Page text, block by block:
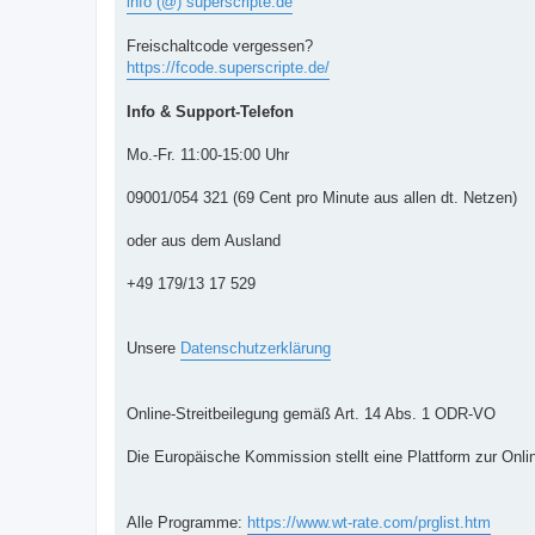
Freischaltcode vergessen?
https://fcode.superscripte.de/
Info & Support-Telefon
Mo.-Fr. 11:00-15:00 Uhr
09001/054 321 (69 Cent pro Minute aus allen dt. Netzen)
oder aus dem Ausland
+49 179/13 17 529
Unsere Datenschutzerklärung
Online-Streitbeilegung gemäß Art. 14 Abs. 1 ODR-VO
Die Europäische Kommission stellt eine Plattform zur
Alle Programme: https://www.wt-rate.com/prglist.htm